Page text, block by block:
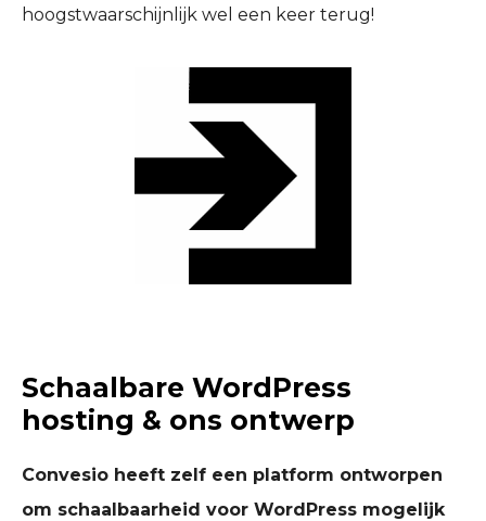
hoogstwaarschijnlijk wel een keer terug!
Schaalbare WordPress
hosting & ons ontwerp
Convesio heeft zelf een platform ontworpen
om schaalbaarheid voor WordPress mogelijk